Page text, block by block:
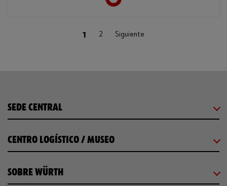
Loading...
1 (current)
2 Siguiente
SEDE CENTRAL
CENTRO LOGÍSTICO / MUSEO
SOBRE WÜRTH